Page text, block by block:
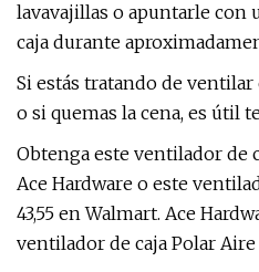
lavavajillas o apuntarle con
caja durante
Si estás tratando de
o si quemas la cena, es útil
Obtenga este ventilador de
Ace Hardware o este
43,55 en Walmart. Ace
ventilador de caja Polar Aire